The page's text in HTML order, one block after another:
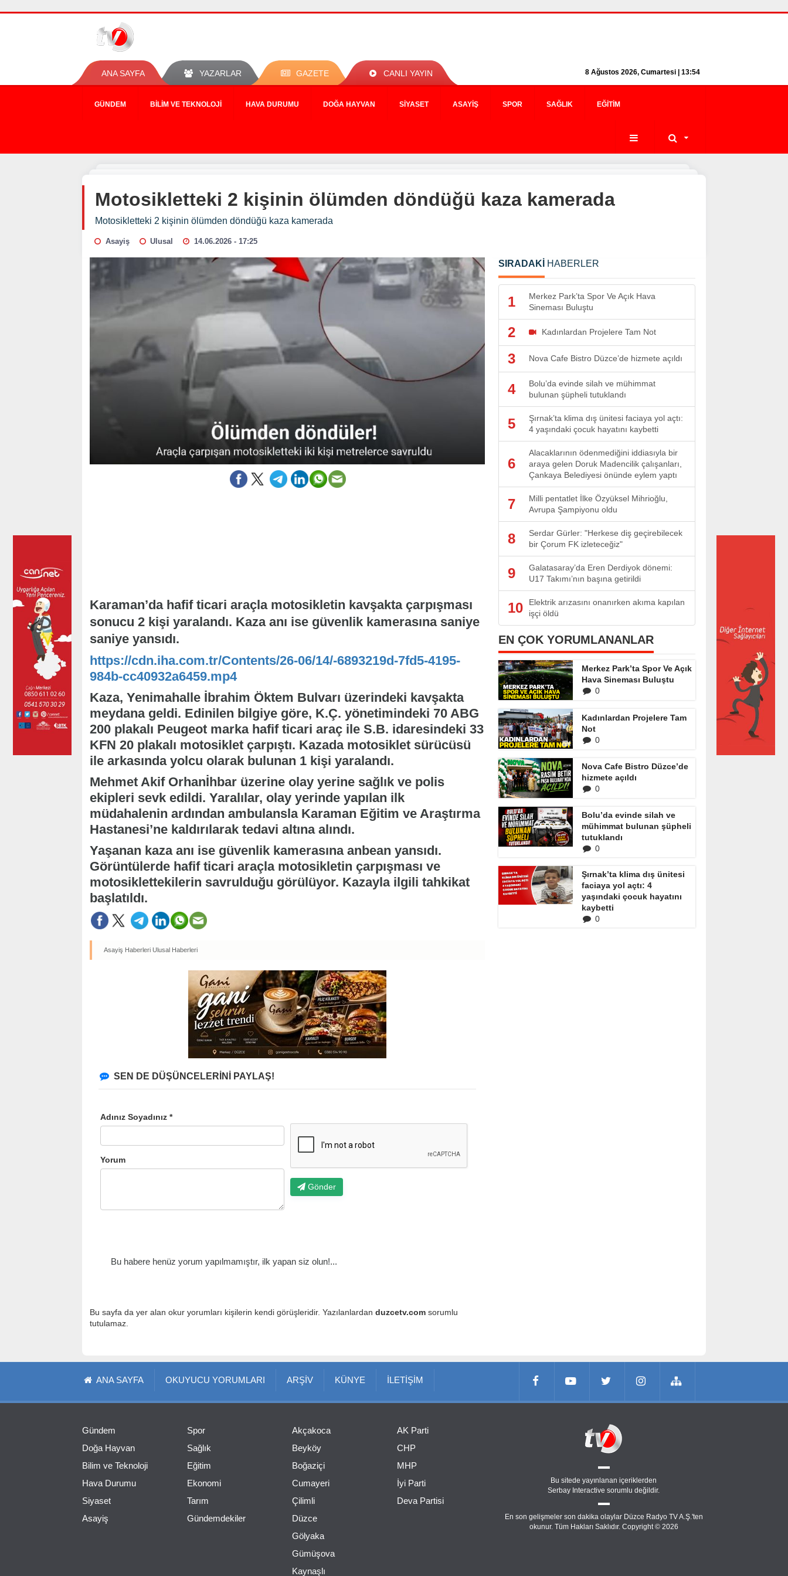
ANA SAYFA YAZARLAR GAZETE CANLI YAYIN 8 Ağustos 2026, Cumartesi | 13:54
GÜNDEM BILIM VE TEKNOLOJI HAVA DURUMU DOĞA HAYVAN SIYASET ASAYIŞ SPOR SAĞLIK EĞITIM
Motosikletteki 2 kişinin ölümden döndüğü kaza kamerada
Motosikletteki 2 kişinin ölümden döndüğü kaza kamerada
Asayiş Ulusal 14.06.2026 - 17:25
Karaman’da hafif ticari araçla motosikletin kavşakta çarpışması
sonucu 2 kişi yaralandı. Kaza anı ise güvenlik kamerasına saniye
saniye yansıdı.
https://cdn.iha.com.tr/Contents/26-06/14/-6893219d-7fd5-4195-
984b-cc40932a6459.mp4
Kaza, Yenimahalle İbrahim Öktem Bulvarı üzerindeki kavşakta
meydana geldi. Edinilen bilgiye göre, K.Ç. yönetimindeki 70 ABG
200 plakalı Peugeot marka hafif ticari araç ile S.B. idaresindeki 33
KFN 20 plakalı motosiklet çarpıştı. Kazada motosiklet sürücüsü
ile arkasında yolcu olarak bulunan 1 kişi yaralandı.
Mehmet Akif Orhanİhbar üzerine olay yerine sağlık ve polis
ekipleri sevk edildi. Yaralılar, olay yerinde yapılan ilk
müdahalenin ardından ambulansla Karaman Eğitim ve Araştırma
Hastanesi’ne kaldırılarak tedavi altına alındı.
Yaşanan kaza anı ise güvenlik kamerasına anbean yansıdı.
Görüntülerde hafif ticari araçla motosikletin çarpışması ve
motosiklettekilerin savrulduğu görülüyor. Kazayla ilgili tahkikat
başlatıldı.
Asayiş Haberleri Ulusal Haberleri
SEN DE DÜŞÜNCELERİNİ PAYLAŞ!
Adınız Soyadınız *
Yorum
Gönder
Bu habere henüz yorum yapılmamıştır, ilk yapan siz olun!...
Bu sayfa da yer alan okur yorumları kişilerin kendi görüşleridir. Yazılanlardan duzcetv.com sorumlu
tutulamaz.
SIRADAKİ HABERLER
1
Merkez Park’ta Spor Ve Açık Hava
Sineması Buluştu
2 Kadınlardan Projelere Tam Not
3 Nova Cafe Bistro Düzce’de hizmete açıldı
4
Bolu’da evinde silah ve mühimmat
bulunan şüpheli tutuklandı
5
Şırnak’ta klima dış ünitesi faciaya yol açtı:
4 yaşındaki çocuk hayatını kaybetti
6
Alacaklarının ödenmediğini iddiasıyla bir
araya gelen Doruk Madencilik çalışanları,
Çankaya Belediyesi önünde eylem yaptı
7
Milli pentatlet İlke Özyüksel Mihrioğlu,
Avrupa Şampiyonu oldu
8
Serdar Gürler: "Herkese diş geçirebilecek
bir Çorum FK izleteceğiz"
9
Galatasaray’da Eren Derdiyok dönemi:
U17 Takımı’nın başına getirildi
10
Elektrik arızasını onanırken akıma kapılan
işçi öldü
EN ÇOK YORUMLANANLAR
Merkez Park’ta Spor Ve Açık
Hava Sineması Buluştu
0
Kadınlardan Projelere Tam
Not
0
Nova Cafe Bistro Düzce’de
hizmete açıldı
0
Bolu’da evinde silah ve
mühimmat bulunan şüpheli
tutuklandı
0
Şırnak’ta klima dış ünitesi
faciaya yol açtı: 4
yaşındaki çocuk hayatını
kaybetti
0
ANA SAYFA OKUYUCU YORUMLARI ARŞİV KÜNYE İLETİŞİM
Gündem
Doğa Hayvan
Bilim ve Teknoloji
Hava Durumu
Siyaset
Asayiş
Spor
Sağlık
Eğitim
Ekonomi
Tarım
Gündemdekiler
Akçakoca
Beyköy
Boğaziçi
Cumayeri
Çilimli
Düzce
Gölyaka
Gümüşova
Kaynaşlı
AK Parti
CHP
MHP
İyi Parti
Deva Partisi
Bu sitede yayınlanan içeriklerden
Serbay Interactive sorumlu değildir.
En son gelişmeler son dakika olaylar Düzce Radyo TV A.Ş.'ten
okunur. Tüm Hakları Saklıdır. Copyright © 2026